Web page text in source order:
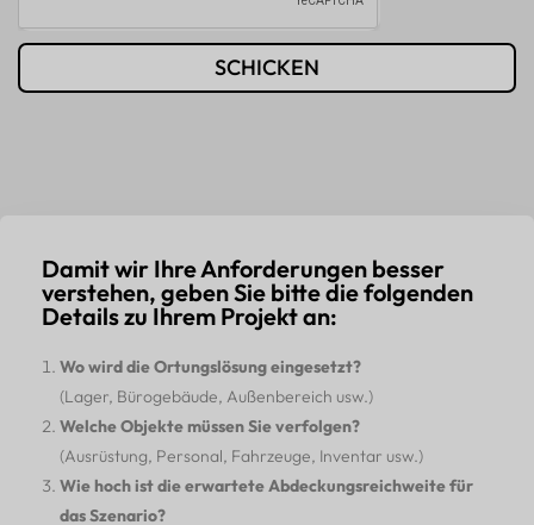
SCHICKEN
Damit wir Ihre Anforderungen besser
verstehen, geben Sie bitte die folgenden
Details zu Ihrem Projekt an:
Wo wird die Ortungslösung eingesetzt?
(Lager, Bürogebäude, Außenbereich usw.)
Welche Objekte müssen Sie verfolgen?
(Ausrüstung, Personal, Fahrzeuge, Inventar usw.)
Wie hoch ist die erwartete Abdeckungsreichweite für
das Szenario?